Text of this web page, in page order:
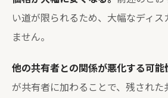
い道が限られるため、大幅なディ
ません。
他の共有者との関係が悪化する可能
が共有者に加わることで、残された